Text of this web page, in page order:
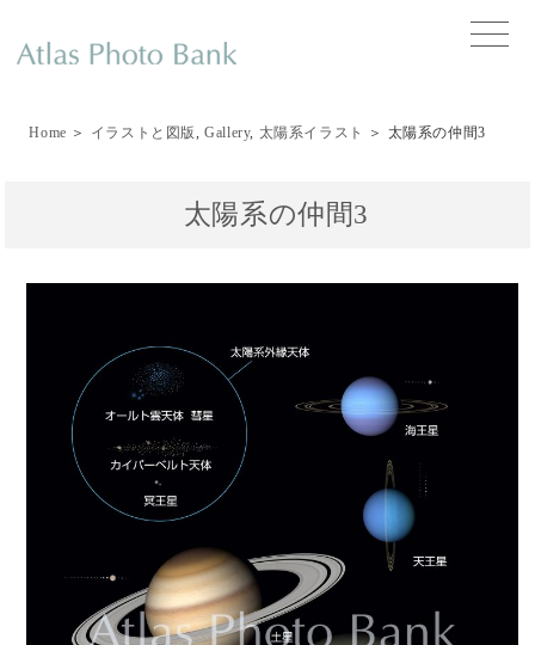
toggle
Home ＞ イラストと図版,Gallery, 太陽系イラスト ＞ 太陽系の仲間3
太陽系の仲間3